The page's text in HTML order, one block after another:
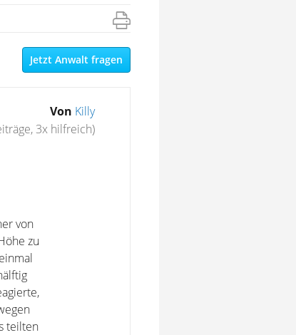
Jetzt Anwalt fragen
Von Killy
3x hilfreich)
von
zu
teilten